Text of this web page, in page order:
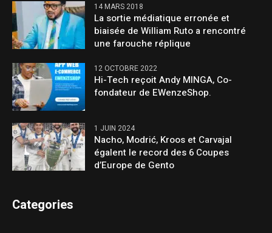
14 MARS 2018
La sortie médiatique erronée et
biaisée de William Ruto a rencontré
une farouche réplique
12 OCTOBRE 2022
Hi-Tech reçoit Andy MINGA, Co-
fondateur de EWenzeShop.
1 JUIN 2024
Nacho, Modrić, Kroos et Carvajal
égalent le record des 6 Coupes
d’Europe de Gento
Categories